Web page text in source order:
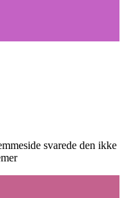
svarede den ikke